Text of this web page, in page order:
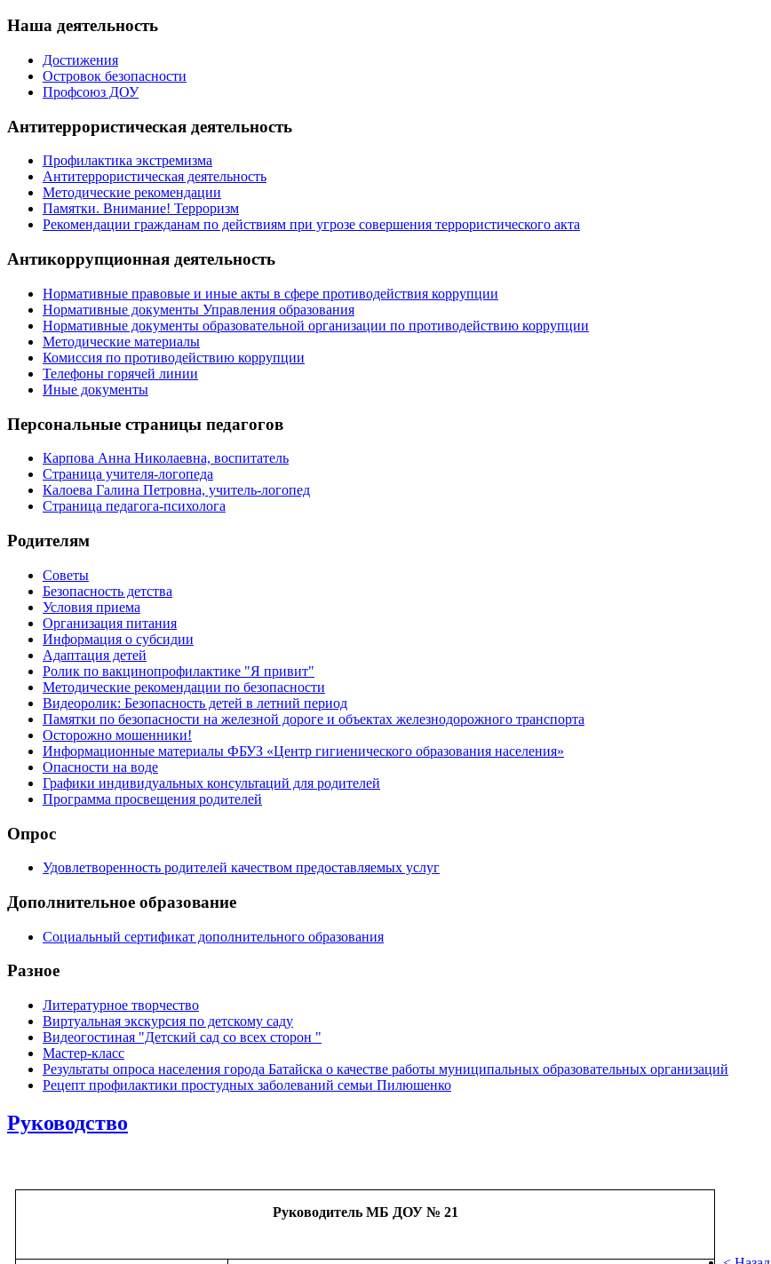
Наша деятельность
Достижения
Островок безопасности
Профсоюз ДОУ
Антитеррористическая деятельность
Профилактика экстремизма
Антитеррористическая деятельность
Методические рекомендации
Памятки. Внимание! Терроризм
Рекомендации гражданам по действиям при угрозе совершения террористического акта
Антикоррупционная деятельность
Нормативные правовые и иные акты в сфере противодействия коррупции
Нормативные документы Управления образования
Нормативные документы образовательной организации по противодействию коррупции
Методические материалы
Комиссия по противодействию коррупции
Телефоны горячей линии
Иные документы
Персональные страницы педагогов
Карпова Анна Николаевна, воспитатель
Страница учителя-логопеда
Калоева Галина Петровна, учитель-логопед
Страница педагога-психолога
Родителям
Советы
Безопасность детства
Условия приема
Организация питания
Информация о субсидии
Адаптация детей
Ролик по вакцинопрофилактике "Я привит"
Методические рекомендации по безопасности
Видеоролик: Безопасность детей в летний период
Памятки по безопасности на железной дороге и объектах железнодорожного транспорта
Осторожно мошенники!
Информационные материалы ФБУЗ «Центр гигиенического образования населения»
Опасности на воде
Графики индивидуальных консультаций для родителей
Программа просвещения родителей
Опрос
Удовлетворенность родителей качеством предоставляемых услуг
Дополнительное образование
Социальный сертификат дополнительного образования
Разное
Литературное творчество
Виртуальная экскурсия по детскому саду
Видеогостиная "Детский сад со всех сторон "
Мастер-класс
Результаты опроса населения города Батайска о качестве работы муниципальных образовательных организаций
Рецепт профилактики простудных заболеваний семьи Пилюшенко
Руководство
Руководитель МБ ДОУ № 21